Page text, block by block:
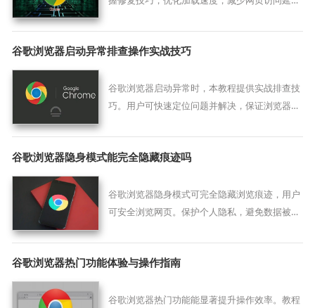
谷歌浏览器启动异常排查操作实战技巧
谷歌浏览器启动异常时，本教程提供实战排查技
巧。用户可快速定位问题并解决，保证浏览器顺
谷歌浏览器隐身模式能完全隐藏痕迹吗
谷歌浏览器隐身模式可完全隐藏浏览痕迹，用户
可安全浏览网页。保护个人隐私，避免数据被追
谷歌浏览器热门功能体验与操作指南
谷歌浏览器热门功能能显著提升操作效率。教程